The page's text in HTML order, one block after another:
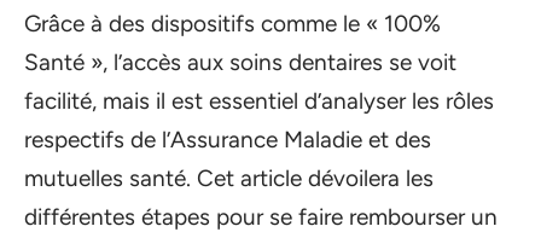
Grâce à des dispositifs comme le « 100%
Santé », l’accès aux soins dentaires se voit
facilité, mais il est essentiel d’analyser les rôles
respectifs de l’Assurance Maladie et des
mutuelles santé. Cet article dévoilera les
différentes étapes pour se faire rembourser un